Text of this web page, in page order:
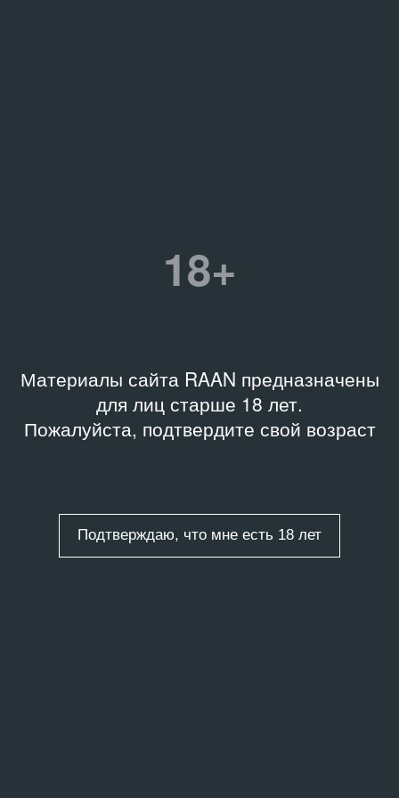
18+
Материалы сайта RAAN предназначены
для лиц старше 18 лет.
Пожалуйста, подтвердите свой возраст
Подтверждаю, что мне есть 18 лет